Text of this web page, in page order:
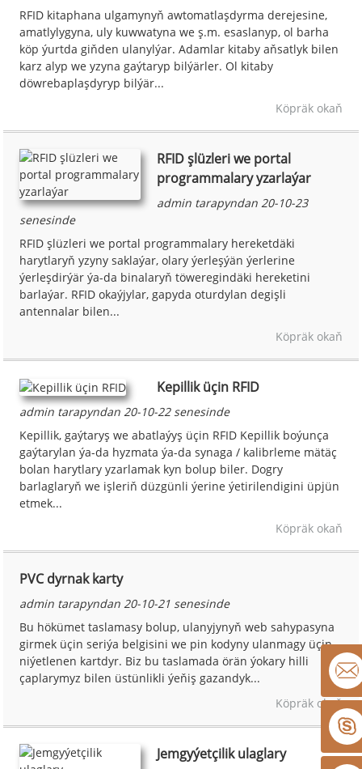
RFID kitaphana ulgamynyň awtomatlaşdyrma derejesine,
amatlylygyna, uly kuwwatyna we ş.m. esaslanyp, ol barha
köp ýurtda giňden ulanylýar. Adamlar kitaby aňsatlyk bilen
karz alyp we yzyna gaýtaryp bilýärler. Ol kitaby
döwrebaplaşdyryp bilýär...
Köpräk okaň
RFID şlüzleri we portal
programmalary yzarlaýar
admin tarapyndan 20-10-23
senesinde
RFID şlüzleri we portal programmalary hereketdäki
harytlaryň yzyny saklaýar, olary ýerleşýän ýerlerine
ýerleşdirýär ýa-da binalaryň töweregindäki hereketini
barlaýar. RFID okaýjylar, gapyda oturdylan degişli
antennalar bilen...
Köpräk okaň
Kepillik üçin RFID
admin tarapyndan 20-10-22 senesinde
Kepillik, gaýtaryş we abatlaýyş üçin RFID Kepillik boýunça
gaýtarylan ýa-da hyzmata ýa-da synaga / kalibrleme mätäç
bolan harytlary yzarlamak kyn bolup biler. Dogry
barlaglaryň we işleriň düzgünli ýerine ýetirilendigini üpjün
etmek...
Köpräk okaň
PVC dyrnak karty
admin tarapyndan 20-10-21 senesinde
Bu hökümet taslamasy bolup, ulanyjynyň web sahypasyna
girmek üçin seriýa belgisini we pin kodyny ulanmagy üçin
niýetlenen kartdyr. Biz bu taslamada örän ýokary hilli
çaplarymyz bilen üstünlikli ýeňiş gazandyk...
Köpräk okaň
Jemgyýetçilik ulaglary